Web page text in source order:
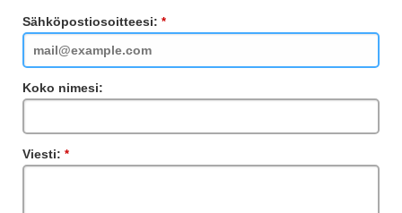
Sähköpostiosoitteesi:
kenttä
Koko nimesi:
Viesti:
kenttä